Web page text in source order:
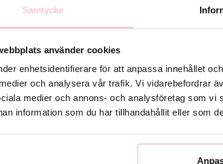
Samtycke
använder cookies
enhetsidentifierare för att anpassa innehållet
och analysera vår trafik. Vi vidarebefordrar
medier och annons- och analysföretag som
information som du har tillhandahållit eller som
Rekommenderade